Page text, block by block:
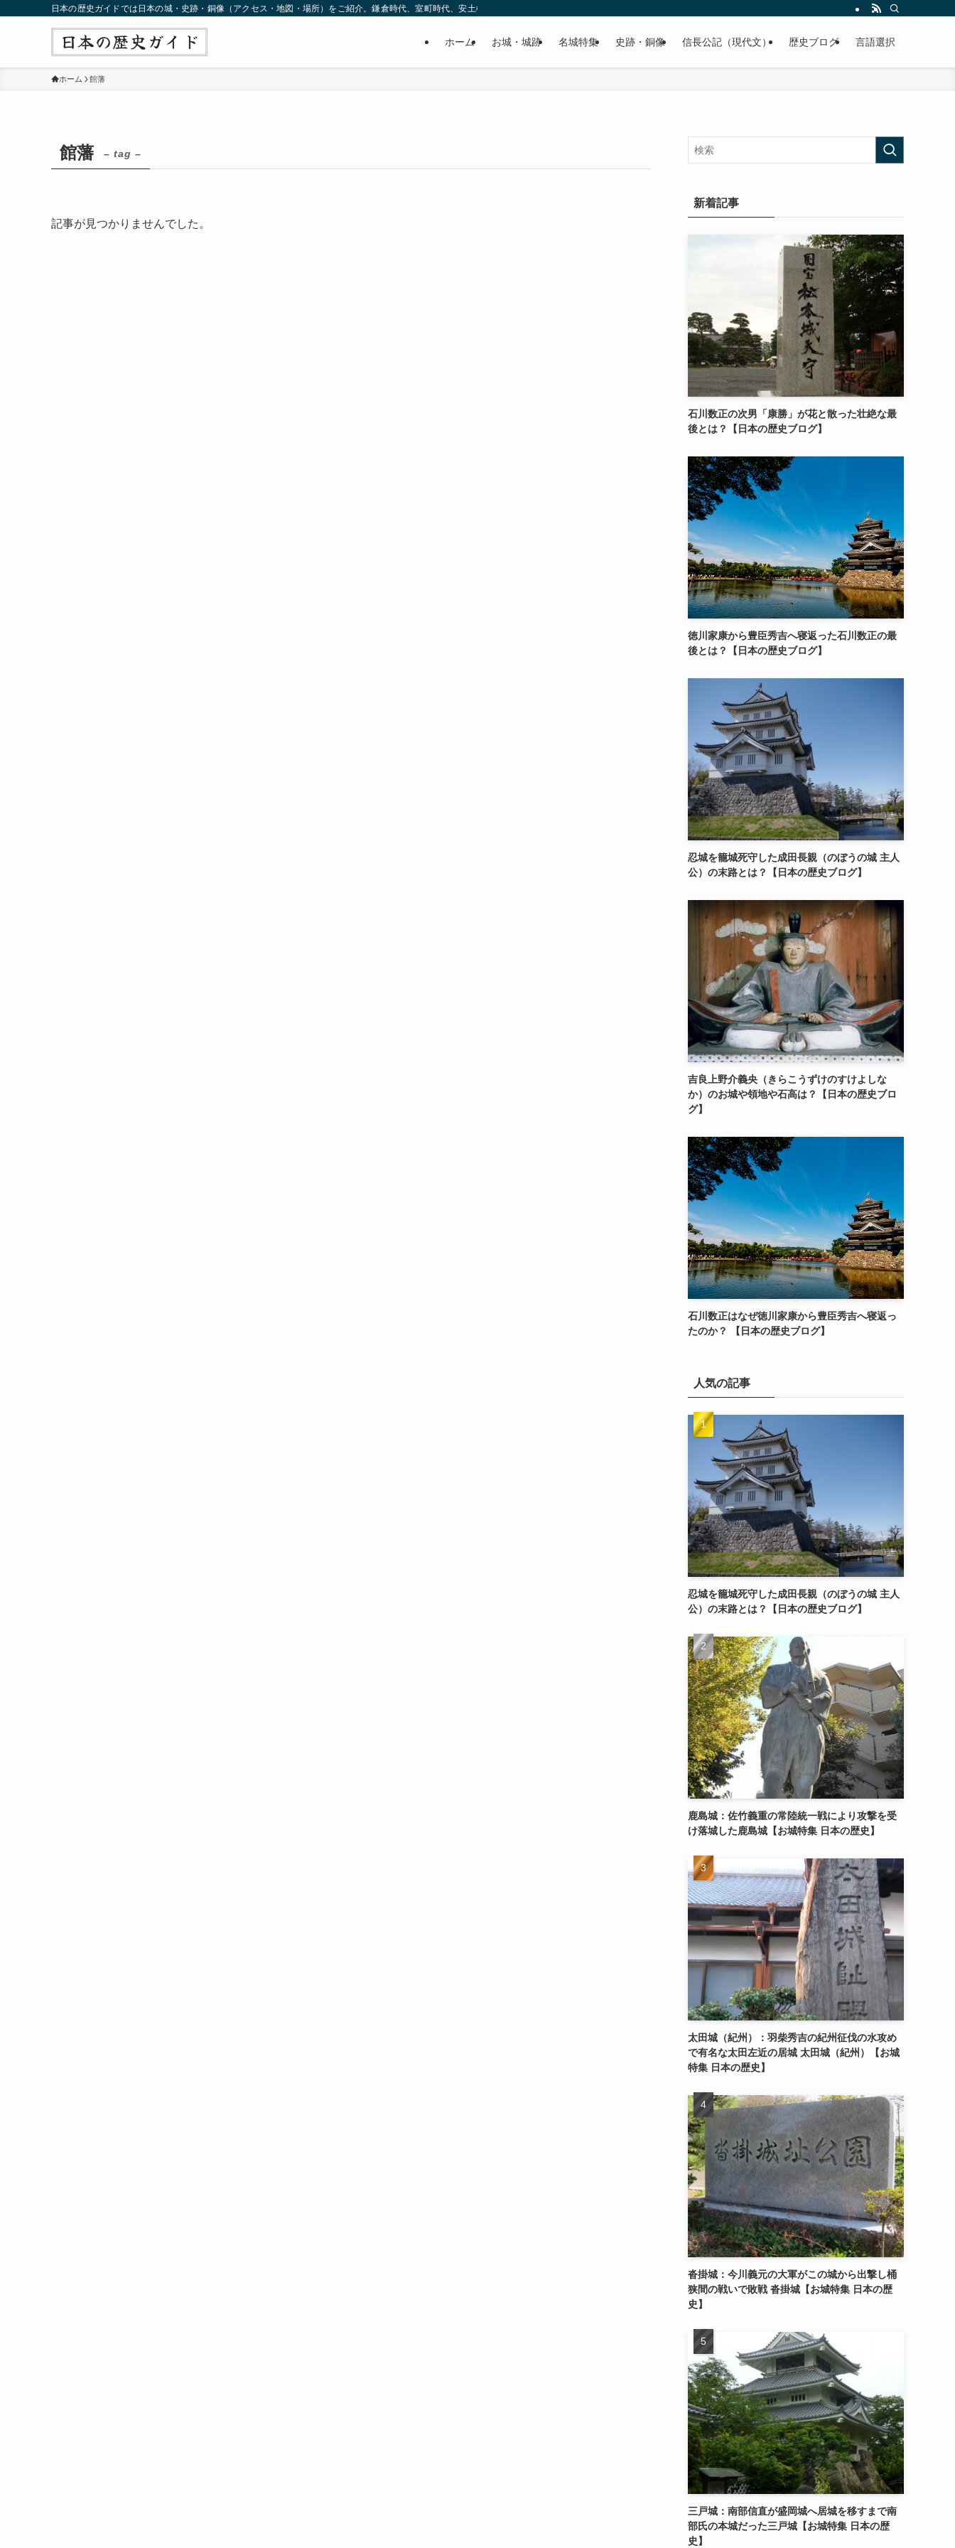
日本の歴史ガイドでは日本の城・史跡・銅像（アクセス・地図・場所）をご紹介。鎌倉時代、室町時代、安土桃山時代（戦国時代）、江戸時代と幅広くご紹介致します。
ホーム お城・城跡 名城特集 史跡・銅像 信長公記（現代文） 歴史ブログ 言語選択
ホーム 館藩
館藩 – tag –
記事が見つかりませんでした。
新着記事
石川数正の次男「康勝」が花と散った壮絶な最
後とは？【日本の歴史ブログ】
徳川家康から豊臣秀吉へ寝返った石川数正の最
後とは？【日本の歴史ブログ】
忍城を籠城死守した成田長親（のぼうの城 主人
公）の末路とは？【日本の歴史ブログ】
吉良上野介義央（きらこうずけのすけよしな
か）のお城や領地や石高は？【日本の歴史ブロ
グ】
石川数正はなぜ徳川家康から豊臣秀吉へ寝返っ
たのか？ 【日本の歴史ブログ】
人気の記事
忍城を籠城死守した成田長親（のぼうの城 主人
公）の末路とは？【日本の歴史ブログ】
鹿島城：佐竹義重の常陸統一戦により攻撃を受
け落城した鹿島城【お城特集 日本の歴史】
太田城（紀州）：羽柴秀吉の紀州征伐の水攻め
で有名な太田左近の居城 太田城（紀州）【お城
特集 日本の歴史】
沓掛城：今川義元の大軍がこの城から出撃し桶
狭間の戦いで敗戦 沓掛城【お城特集 日本の歴
史】
三戸城：南部信直が盛岡城へ居城を移すまで南
部氏の本城だった三戸城【お城特集 日本の歴
史】